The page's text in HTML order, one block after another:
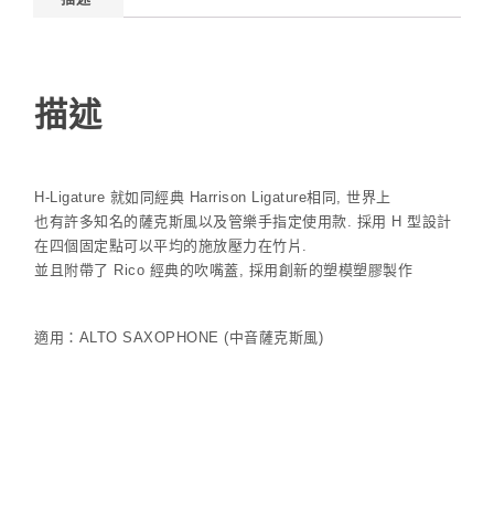
描述
H-Ligature 就如同經典 Harrison Ligature相同, 世界上
也有許多知名的薩克斯風以及管樂手指定使用款. 採用 H 型設計
在四個固定點可以平均的施放壓力在竹片.
並且附帶了 Rico 經典的吹嘴蓋, 採用創新的塑模塑膠製作
適用：ALTO SAXOPHONE (中音薩克斯風)